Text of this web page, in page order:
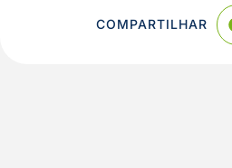
COMPARTILHAR